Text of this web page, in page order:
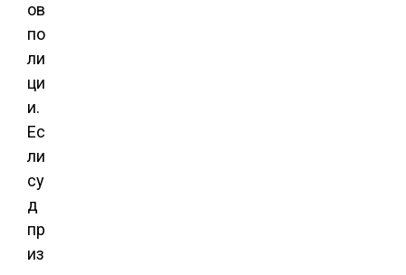
ов
по
ли
ци
и.
Ес
ли
су
д
пр
из